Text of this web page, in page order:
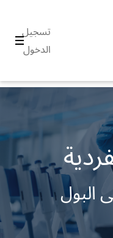
تسجيل
الدخول